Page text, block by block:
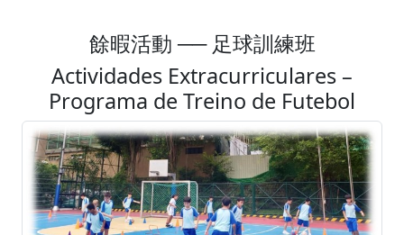
餘暇活動 ── 足球訓練班
Actividades Extracurriculares –
Programa de Treino de Futebol